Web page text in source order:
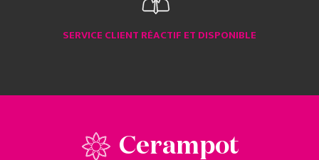
SERVICE CLIENT RÉACTIF ET DISPONIBLE
Cerampot